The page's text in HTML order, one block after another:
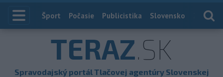
Index
Šport Počasie Publicistika Slovensko
TERAZ.SK
Spravodajský portál Tlačovej agentúry Slovenskej